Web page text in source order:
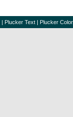
| Plucker Text | Plucker Color